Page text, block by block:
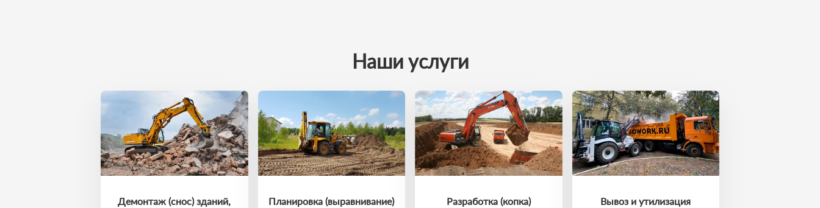
Наши услуги
Демонтаж (снос) зданий,
Планировка (выравнивание)
Разработка (копка)
Вывоз и утилизация